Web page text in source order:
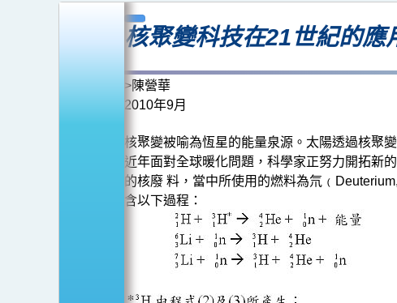
變
科
技
核聚變科技在21世紀的應
>陳營華
2010年9月
核聚變被喻為恆星的能量泉源。太陽透過核聚
近年面對全球暖化問題，科學家正努力開拓新
的核廢 料，當中所使用的燃料為氘
含以下過程：